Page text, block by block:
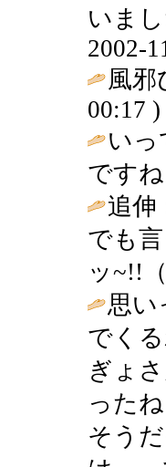
いま
2002-
風
00:17 )
いっ
です
追
でも
ッ~!!
思い
でく
ぎょ
った
そう